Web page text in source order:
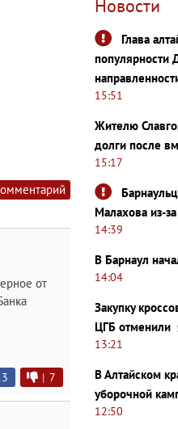
от
| 7
Новости
Глава
популярности
15:51
Жителю
долги после
15:17
Малахова из-
14:39
В Барнаул
14:04
Закупку
ЦГБ отменили
13:21
В Алтайском
уборочной
12:50